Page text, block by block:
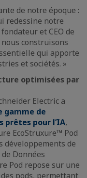
de notre époque :
redessine notre
et CEO de
nous construisons
qui apporte
et sociétés. »
optimisées par
Electric a
gamme de
prêtes pour l’IA,
EcoStruxure™ Pod
développements de
Données
Pod repose sur une
pods, permettant